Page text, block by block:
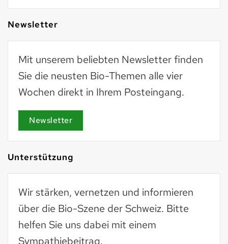
Newsletter
Mit unserem beliebten Newsletter finden
Sie die neusten Bio-Themen alle vier
Wochen direkt in Ihrem Posteingang.
Newsletter
Unterstützung
Wir stärken, vernetzen und informieren
über die Bio-Szene der Schweiz. Bitte
helfen Sie uns dabei mit einem
Sympathiebeitrag.